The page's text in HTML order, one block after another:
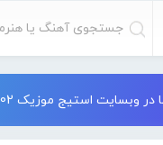
استیج موزیک 09379752202